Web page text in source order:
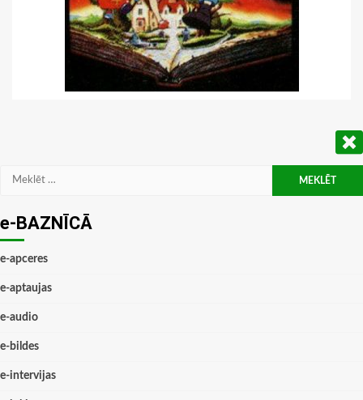
Meklēt:
e-BAZNĪCĀ
e-apceres
e-aptaujas
e-audio
e-bildes
e-intervijas